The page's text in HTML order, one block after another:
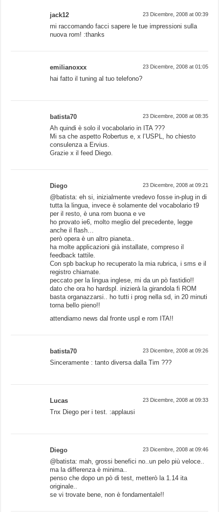
jack12 23 Dicembre, 2008 at 00:39
mi raccomando facci sapere le tue impressioni sulla
nuova rom! :thanks
emilianoxxx 23 Dicembre, 2008 at 01:05
hai fatto il tuning al tuo telefono?
batista70 23 Dicembre, 2008 at 08:35
Ah quindi è solo il vocabolario in ITA ???
Mi sa che aspetto Robertus e, x l’USPL, ho chiesto
consulenza a Ervius.
Grazie x il feed Diego.
Diego 23 Dicembre, 2008 at 09:21
@batista: eh si, inizialmente vredevo fosse in-plug in di
tutta la lingua, invece è solamente del vocabolario t9
per il resto, è una rom buona e ve
ho provato ie6, molto meglio del precedente, legge
anche il flash…
però opera è un altro pianeta..
ha molte applicazioni già installate, compreso il
feedback tattile.
Con spb backup ho recuperato la mia rubrica, i sms e il
registro chiamate.
peccato per la lingua inglese, mi da un pò fastidio!!
dato che ora ho hardspl. inizierà la girandola fi ROM
basta organazzarsi.. ho tutti i prog nella sd, in 20 minuti
torna bello pieno!!
attendiamo news dal fronte uspl e rom ITA!!
batista70 23 Dicembre, 2008 at 09:26
Sinceramente : tanto diversa dalla Tim ???
Lucas 23 Dicembre, 2008 at 09:33
Tnx Diego per i test. :applausi
Diego 23 Dicembre, 2008 at 09:46
@batista: mah, grossi benefici no..un pelo più veloce..
ma la differenza è minima..
penso che dopo un pò di test, metterò la 1.14 ita
originale..
se vi trovate bene, non è fondamentale!!